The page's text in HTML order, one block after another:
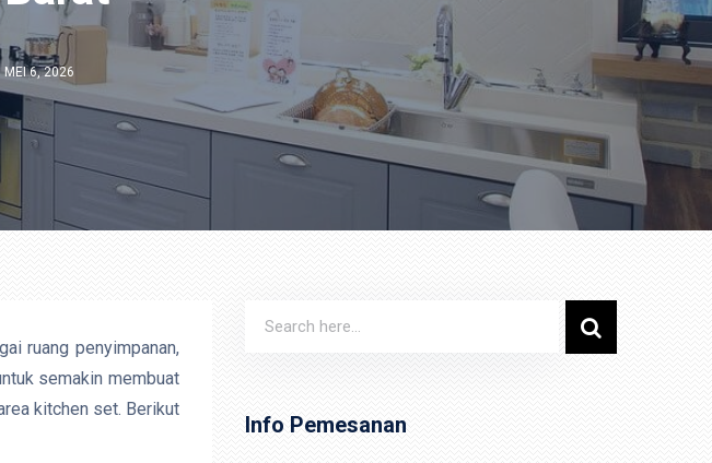
MEI 6, 2026
ruang penyimpanan,
semakin membuat
kitchen set. Berikut
Info Pemesanan